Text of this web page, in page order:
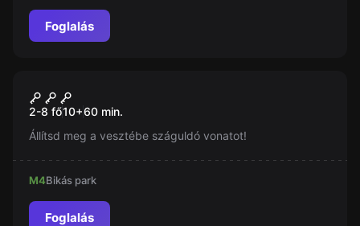
nyomozásban.
Foglalás
Új
Száguldás a végtelenbe
2-8 fő10+60 min.
Állítsd meg a vesztébe száguldó vonatot!
M4Bikás park
Foglalás